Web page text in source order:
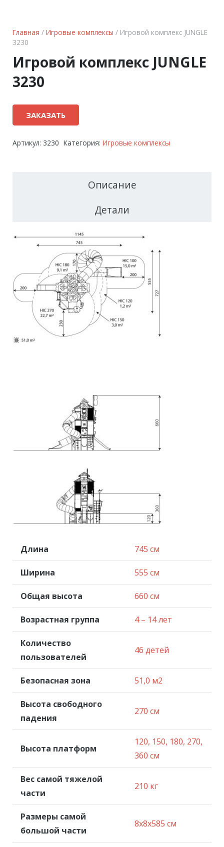
Главная / Игровые комплексы / Игровой комплекс JUNGLE
3230
Игровой комплекс JUNGLE
3230
ЗАКАЗАТЬ
Артикул: 3230 Категория: Игровые комплексы
Описание
Детали
Длина 745 см
Ширина 555 см
Общая высота 660 см
Возрастная группа 4 – 14 лет
Количество
пользователей
46 детей
Безопасная зона 51,0 м2
Высота свободного
падения
270 см
Высота платформ
120, 150, 180, 270,
360 см
Вес самой тяжелой
части
210 кг
Размеры самой
большой части
8x8x585 см